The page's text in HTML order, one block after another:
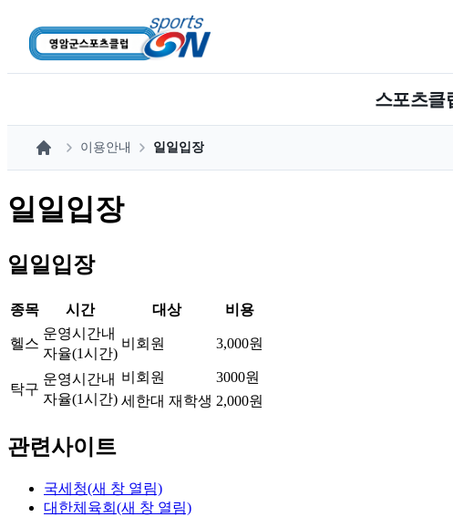
스포츠클
홈 이용안내 일일입장
일일입장
일일입장
종목 시간 대상 비용
헬스
운영시간내
자율(1시간)
비회원 3,000원
탁구
운영시간내
자율(1시간)
비회원
3000원
세한대 재학생 2,000원
관련사이트
국세청(새 창 열림)
대한체육회 (새 창 열림)